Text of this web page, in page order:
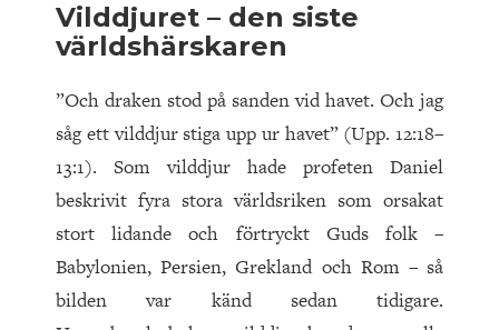
Vilddjuret – den siste
världshärskaren
”Och draken stod på sanden vid havet. Och jag
såg ett vilddjur stiga upp ur havet” (Upp. 12:18–
13:1). Som vilddjur hade profeten Daniel
beskrivit fyra stora världsriken som orsakat
stort lidande och förtryckt Guds folk –
Babylonien, Persien, Grekland och Rom – så
bilden var känd sedan tidigare.